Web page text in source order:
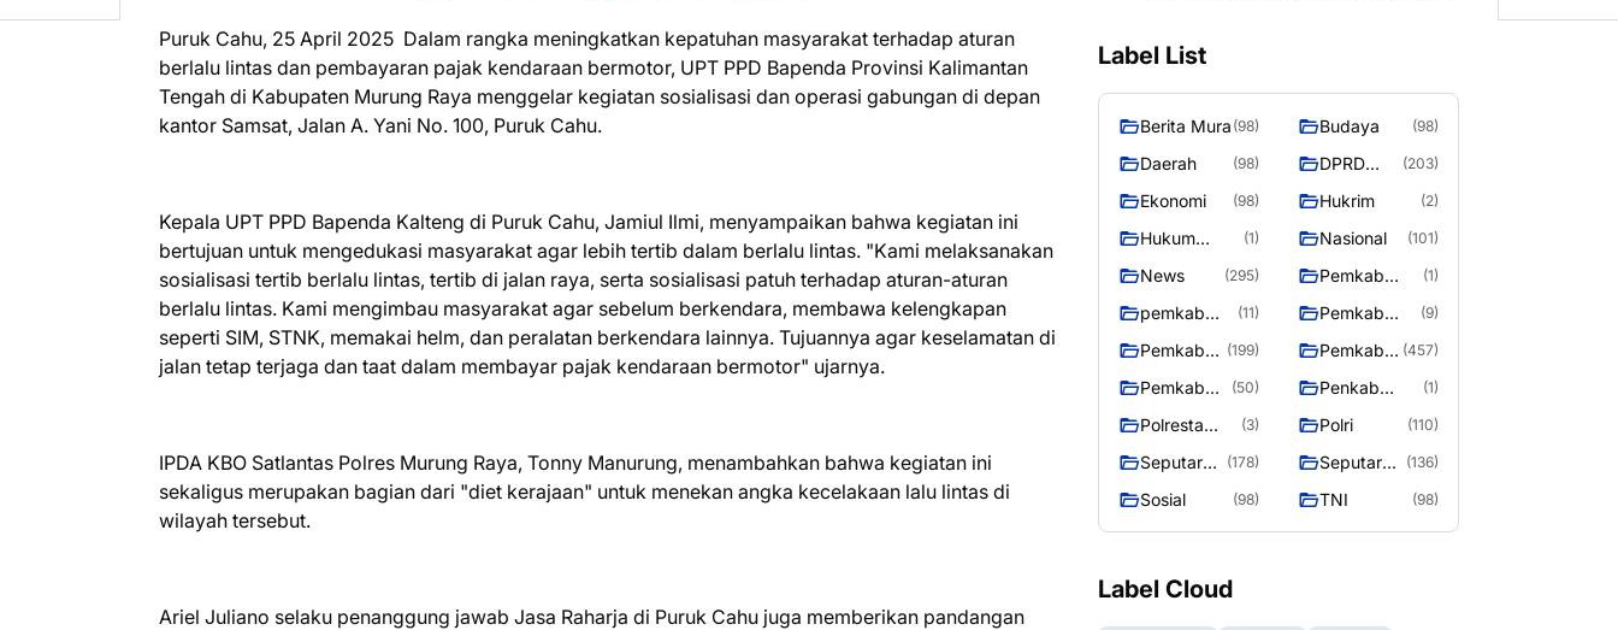
Puruk Cahu, 25 April 2025 Dalam rangka meningkatkan kepatuhan masyarakat terhadap aturan
berlalu lintas dan pembayaran pajak kendaraan bermotor, UPT PPD Bapenda Provinsi Kalimantan
Tengah di Kabupaten Murung Raya menggelar kegiatan sosialisasi dan operasi gabungan di depan
kantor Samsat, Jalan A. Yani No. 100, Puruk Cahu.
Kepala UPT PPD Bapenda Kalteng di Puruk Cahu, Jamiul Ilmi, menyampaikan bahwa kegiatan ini
bertujuan untuk mengedukasi masyarakat agar lebih tertib dalam berlalu lintas. "Kami melaksanakan
sosialisasi tertib berlalu lintas, tertib di jalan raya, serta sosialisasi patuh terhadap aturan-aturan
berlalu lintas. Kami mengimbau masyarakat agar sebelum berkendara, membawa kelengkapan
seperti SIM, STNK, memakai helm, dan peralatan berkendara lainnya. Tujuannya agar keselamatan di
jalan tetap terjaga dan taat dalam membayar pajak kendaraan bermotor" ujarnya.
IPDA KBO Satlantas Polres Murung Raya, Tonny Manurung, menambahkan bahwa kegiatan ini
sekaligus merupakan bagian dari "diet kerajaan" untuk menekan angka kecelakaan lalu lintas di
wilayah tersebut.
Ariel Juliano selaku penanggung jawab Jasa Raharja di Puruk Cahu juga memberikan pandangan
Label List
Berita Mura (98) Budaya (98)
Daerah (98)
DPRD
Raya
(203)
Ekonomi (98) Hukrim (2)
Hukum
(1) Nasional (101)
News (295)
Pemkab
(1)
pemkab
raya
(11)
Pemkab
murung raya
(9)
Pemkab
raya
(199)
Pemkab
Raya
(457)
Pemkab
Raya 4
(50)
Penkab
Murung raya
(1)
Polresta
Raya
(3) Polri (110)
Seputar
Murung
Raya
(178)
Seputar
Seasen 2
(136)
Sosial (98) TNI (98)
Label Cloud